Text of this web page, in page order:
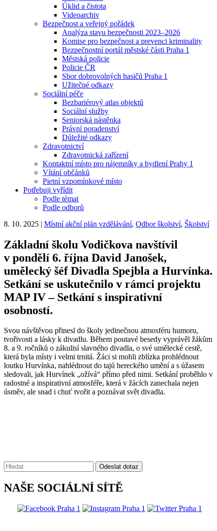
Úklid a čistota
Videoarchiv
Bezpečnost a veřejný pořádek
Analýza stavu bezpečnosti 2023–2026
Komise pro bezpečnost a prevenci kriminality
Bezpečnostní portál městské části Praha 1
Městská policie
Policie ČR
Sbor dobrovolných hasičů Praha 1
Užitečné odkazy
Sociální péče
Bezbariérový atlas objektů
Sociální služby
Seniorská nástěnka
Právní poradenství
Důležité odkazy
Zdravotnictví
Zdravotnická zařízení
Kontaktní místo pro nájemníky a bydlení Prahy 1
Vítání občánků
Pietní vzpomínkové místo
Potřebuji vyřídit
Podle témat
Podle odborů
8. 10. 2025 | Místní akční plán vzdělávání, Odbor školství, Školství
Základní školu Vodičkova navštívil
v pondělí 6. října David Janošek,
umělecký šéf Divadla Spejbla a Hurvínka.
Setkání se uskutečnilo v rámci projektu
MAP IV – Setkání s inspirativní
osobností.
Svou návštěvou přinesl do školy jedinečnou atmosféru humoru,
tvořivosti a lásky k divadlu. Během poutavé besedy vyprávěl žákům
8. a 9. ročníků o zákulisí slavného divadla, o své umělecké cestě,
která byla místy i velmi trnitá. Žáci si mohli zblízka prohlédnout
loutku Hurvínka, nahlédnout do tajů hereckého umění a s úžasem
sledovali, jak Hurvínek „ožívá“ přímo před nimi. Setkání proběhlo v
radostné a inspirativní atmosféře, která v žácích zanechala nejen
úsměv, ale snad i chuť tvořit a poznávat svět divadla.
Vyhledávání: Odeslat dotaz
NAŠE SOCIÁLNÍ SÍTĚ